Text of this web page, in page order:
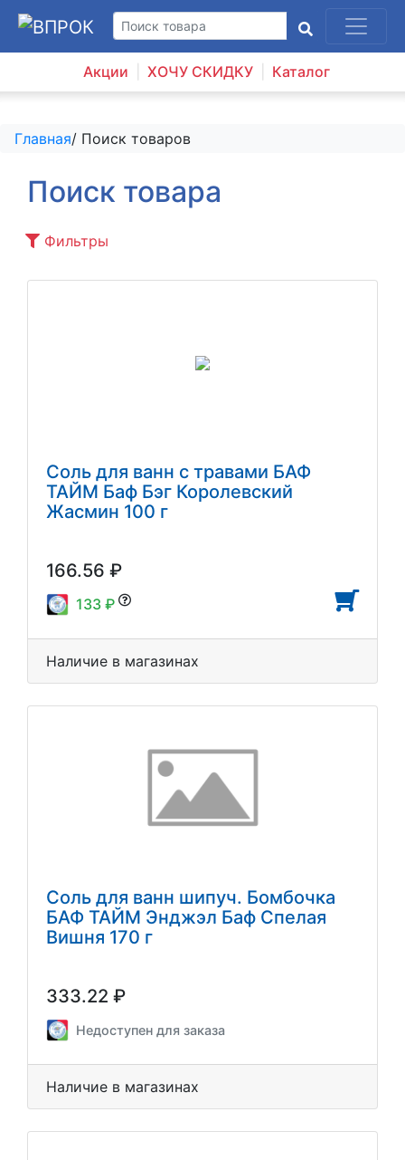
Акции ХОЧУ СКИДКУ Каталог
Главная/ Поиск товаров
Поиск товара
Фильтры
Соль для ванн с травами БАФ
ТАЙМ Баф Бэг Королевский
Жасмин 100 г
166.56 ₽
133 ₽
Наличие в магазинах
Соль для ванн шипуч. Бомбочка
БАФ ТАЙМ Энджэл Баф Спелая
Вишня 170 г
333.22 ₽
Недоступен для заказа
Наличие в магазинах